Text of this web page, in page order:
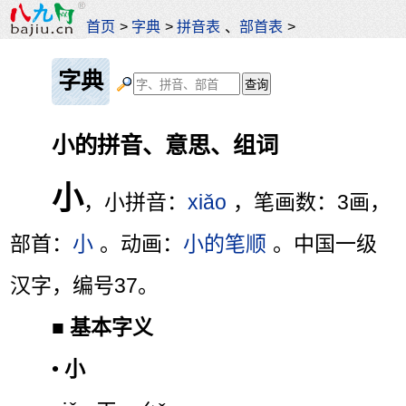
首页 > 字典 >拼音表 、部首表 >
字典
小的拼音、意思、组词
小，小拼音：xiǎo ，笔画数：3画，
部首： 小 。动画： 小的笔顺 。中国一级
汉字，编号37。
■基本字义
•小